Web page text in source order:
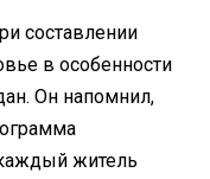
составлении
в особенности
Он напомнил,
житель